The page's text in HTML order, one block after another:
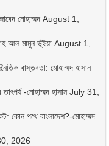
মোহাম্মদ August 1,
আল মামুন ভূঁইয়া August 1,
বাস্তবতা: মোহাম্মদ হাসান
-মোহাম্মদ হাসান July 31,
কোন পথে বাংলাদেশ?-মোহাম্মদ
2026